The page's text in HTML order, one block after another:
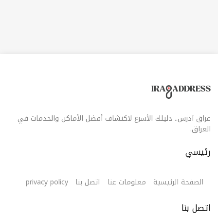
عراق آدرس.. دليلك الأسرع لاكتشاف أفضل الأماكن والخدمات في
العراق.
رئيسي
الصفحة الرئيسية معلومات عنا اتصل بنا privacy policy
اتصل بنا